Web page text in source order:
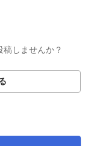
しませんか？